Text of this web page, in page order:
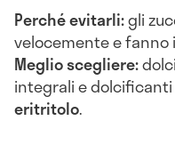
Perché evitarli:gli
velocemente e fanno
Meglio scegliere:
integrali e
eritritolo.